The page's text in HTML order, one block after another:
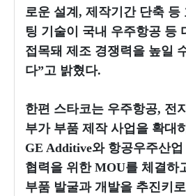
로운 설계, 제작기간 단축 등
팅 기술이 국내 우주항공 등
접목돼 제조 경쟁력을 높일
다”고 밝혔다.
한편 스타코는 우주항공, 전
부가 부품 제작 사업을 확대
GE Additive와 항공우주산
협력을 위한 MOU를 체결하
부품 발굴과 개발을 추진키